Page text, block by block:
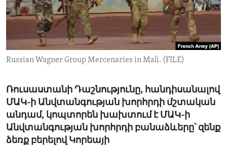
ENVIRONMENT AND HEALTH
IDEALS AND INSTITUTIONS
Russian Wagner Group Mercenaries in Mali. (FILE)
Ռուսաստանի Դաշնությունը, հանդիսանալով
ՄԱԿ-ի Անվտանգության խորհրդի մշտական
անդամ, կոպտորեն խախտում է ՄԱԿ-ի
Անվտանգության խորհրդի բանաձևերը՝ զենք
ձեռք բերելով Կորեայի